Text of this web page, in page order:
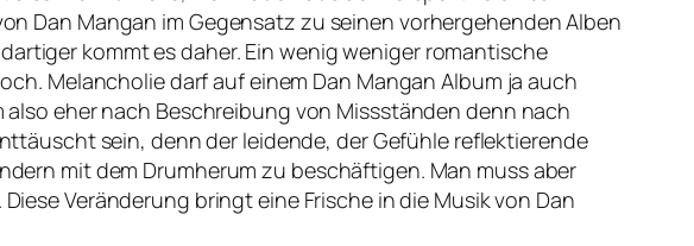
Dan Mangan im Gegensatz zu seinen vorhergehenden Alben
kommt es daher. Ein wenig weniger romantische
Melancholie darf auf einem Dan Mangan Album ja auch
eher nach Beschreibung von Missständen denn nach
sein, denn der leidende, der Gefühle reflektierende
mit dem Drumherum zu beschäftigen. Man muss aber
Veränderung bringt eine Frische in die Musik von Dan